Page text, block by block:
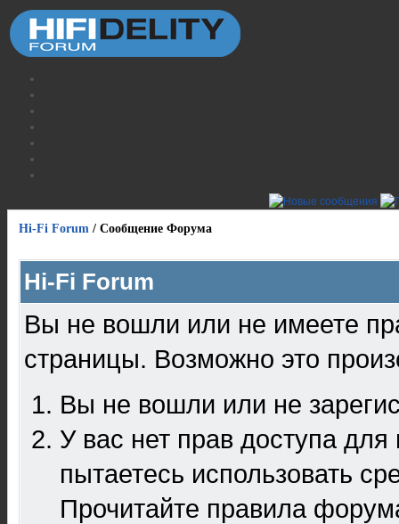
Hi-Fi Forum / Сообщение Форума
Hi-Fi Forum
Вы не вошли или не имеете
страницы. Возможно это
Вы не вошли или не
У вас нет прав доступа
пытаетесь использовать
Прочитайте правила